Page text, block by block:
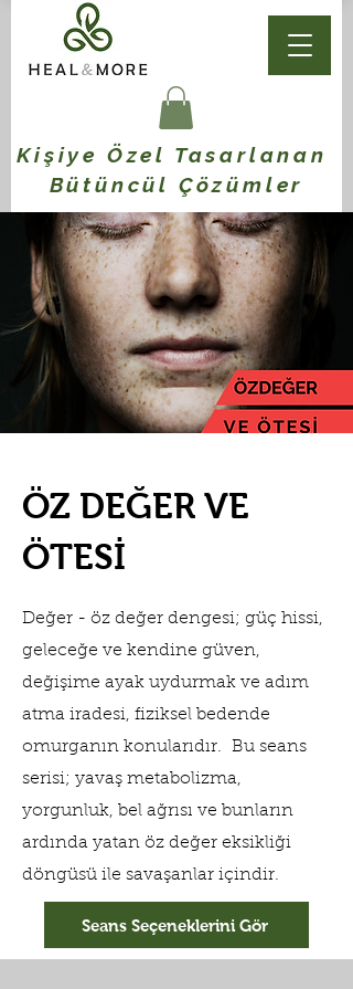
Kişiye Özel Tasarlanan
Bütüncül Çözümler
ÖZ DEĞER VE
ÖTESİ
Değer - öz değer dengesi; güç hissi,
geleceğe ve kendine güven,
değişime ayak uydurmak ve adım
atma iradesi, fiziksel bedende
omurganın konularıdır. Bu seans
serisi; yavaş metabolizma,
yorgunluk, bel ağrısı ve bunların
ardında yatan öz değer eksikliği
döngüsü ile savaşanlar içindir.
Seans Seçeneklerini Gör